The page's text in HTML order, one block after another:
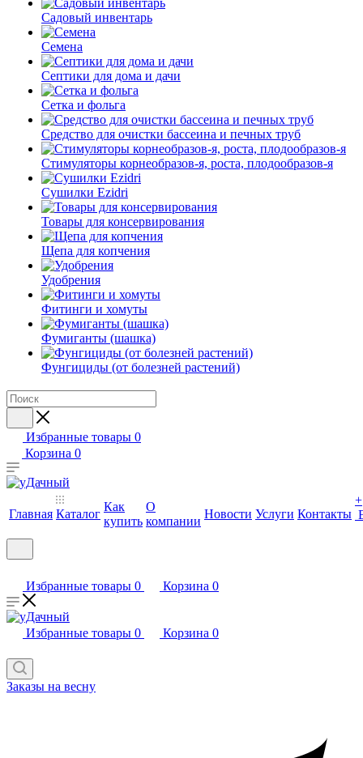
Садовый инвентарь
Семена
Септики для дома и дачи
Сетка и фольга
Средство для очистки бассеина и печных труб
Стимуляторы корнеобразов-я, роста, плодообразов-я
Сушилки Ezidri
Товары для консервирования
Щепа для копчения
Удобрения
Фитинги и хомуты
Фумиганты (шашка)
Фунгициды (от болезней растений)
Избранные товары 0
Корзина 0
Главная Каталог
Как
купить
О
компании
Новости Услуги Контакты
+
Избранные товары 0 Корзина 0
Избранные товары 0 Корзина 0
Заказы на весну